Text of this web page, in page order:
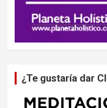
¿Te gustaría dar